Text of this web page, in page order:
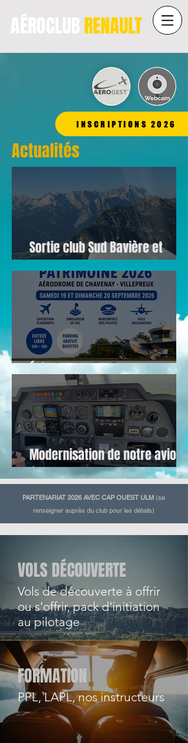
AÉROCLUBRENAULT
INSCRIPTIONS 2026
Actualités
Sortie club Sud Bavière et
Salzburg
Évènements 2026
Modernisation de notre avion
école F-GNNY
PARTENARIAT 2026 AVEC CAP OUEST ULM(se
renseigner auprès du club pour les détails)
VOLS DÉCOUVERTE
Vols de découverte à offrir
ou s'offrir, pack d'initiation
au pilotage
FORMATION
PPL, LAPL, nos instructeurs